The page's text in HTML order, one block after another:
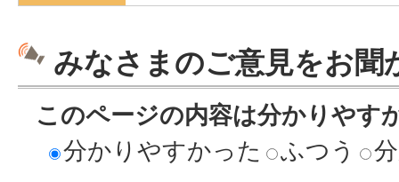
みなさまのご意見をお聞
このページの内容は分かりやす
分かりやすかった
ふつう